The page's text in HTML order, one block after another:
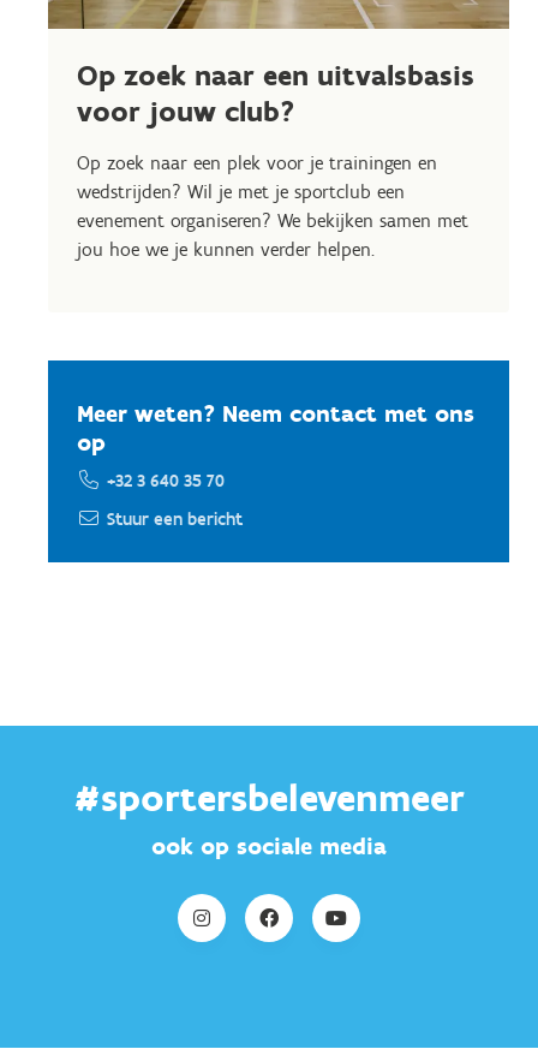
Op zoek naar een uitvalsbasis
voor jouw club?
Op zoek naar een plek voor je trainingen en
wedstrijden? Wil je met je sportclub een
evenement organiseren? We bekijken samen met
jou hoe we je kunnen verder helpen.
Meer weten? Neem contact met ons
op
+32 3 640 35 70
Stuur een bericht
#sportersbelevenmeer
ook op sociale media